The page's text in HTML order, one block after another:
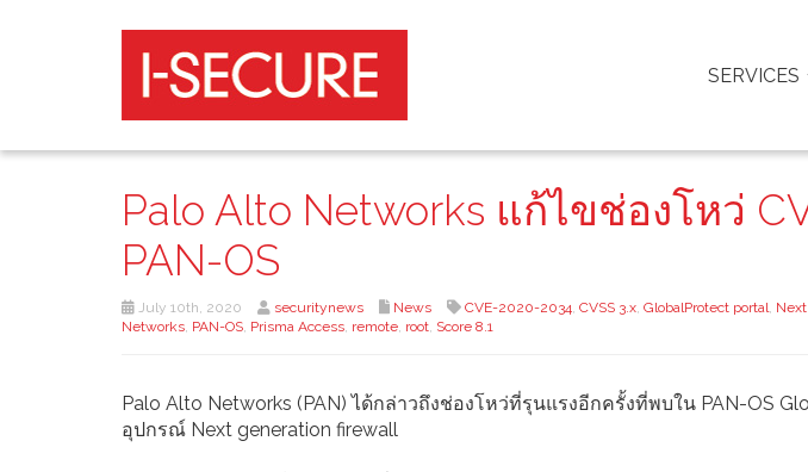
SERVICES
Palo Alto Networks แก้ไขช่องโหว่
PAN-OS
July 10th, 2020 securitynews News CVE-2020-2034, CVSS 3.x, GlobalProtect portal,
Networks, PAN-OS, Prisma Access, remote, root, Score 8.1
Palo Alto Networks (PAN) ได้กล่าวถึงช่องโหว่ที่รุนแรงอีกครั้งที่พบใน PAN-OS
อุปกรณ์ Next generation firewall